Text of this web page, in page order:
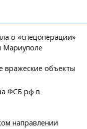
о «спецоперации»
Мариуполе
вражеские объекты
ФСБ рф в
направлении